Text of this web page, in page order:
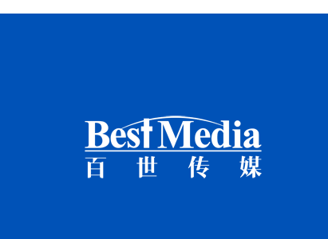
山东省
河南省
湖北省